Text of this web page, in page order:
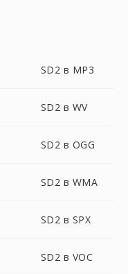
SD2 в MP3
SD2 в WV
SD2 в OGG
SD2 в WMA
SD2 в SPX
SD2 в VOC